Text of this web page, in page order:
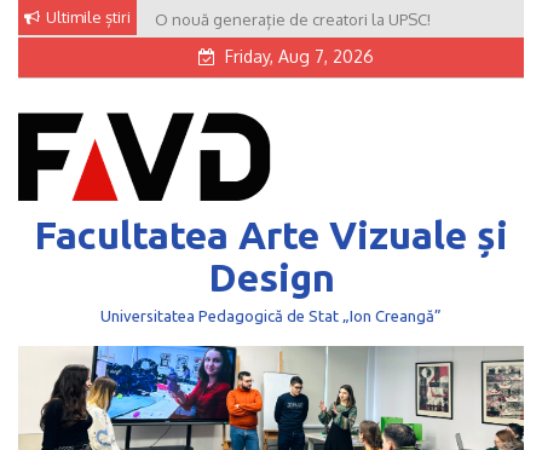
Skip
content
Ultimile știri O nouă generație de creatori la UPSC!
Friday, Aug 7, 2026
Facultatea Arte Vizuale și
Design
Universitatea Pedagogică de Stat „Ion Creangă”